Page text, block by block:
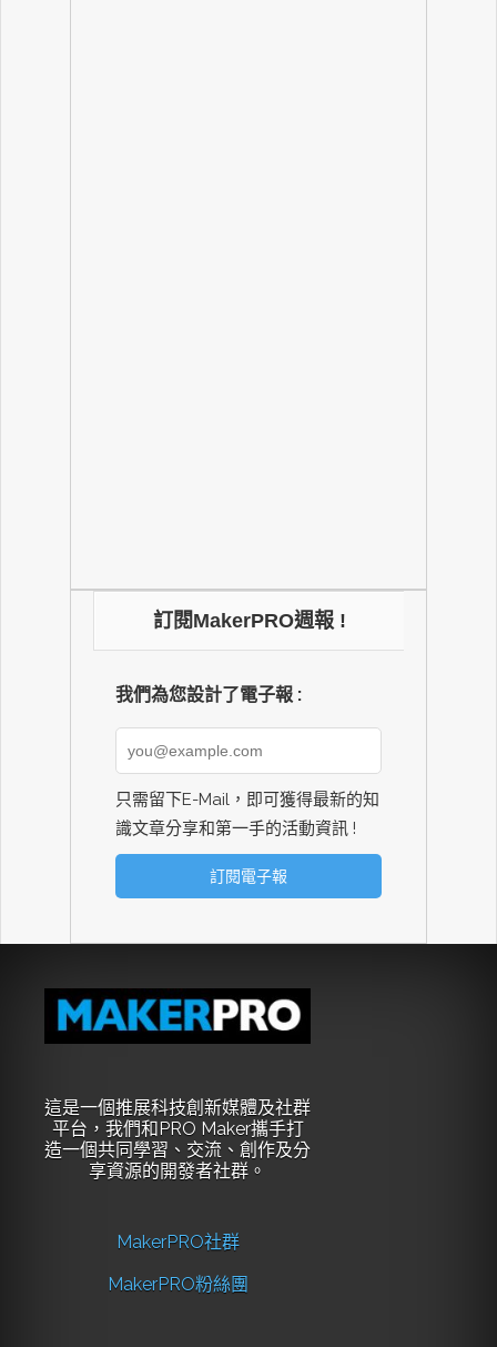
訂閱MakerPRO週報 !
我們為您設計了電子報 :
只需留下E-Mail，即可獲得最新的知
識文章分享和第一手的活動資訊 !
這是一個推展科技創新媒體及社群
平台，我們和PRO Maker攜手打
造一個共同學習、交流、創作及分
享資源的開發者社群。
MakerPRO社群
MakerPRO粉絲團